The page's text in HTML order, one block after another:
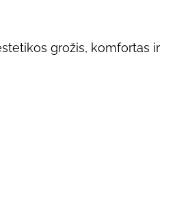
grožis, komfortas ir